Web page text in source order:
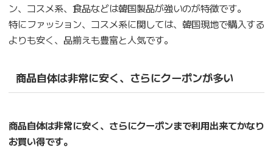
ン、コスメ系、食品などは韓国製品が強いのが特徴です。
特にファッション、コスメ系に関しては、韓国現地で購入する
よりも安く、品揃えも豊富と人気です。
商品自体は非常に安く、さらにクーポンが多い
商品自体は非常に安く、さらにクーポンまで利用出来てかなり
お買い得です。